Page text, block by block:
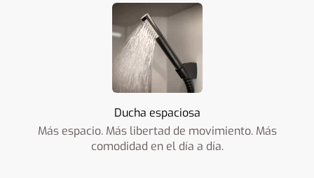
Ducha espaciosa
Más espacio. Más libertad de movimiento. Más
comodidad en el día a día.